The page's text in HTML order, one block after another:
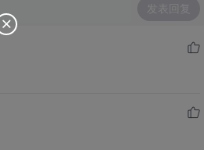
发表回复